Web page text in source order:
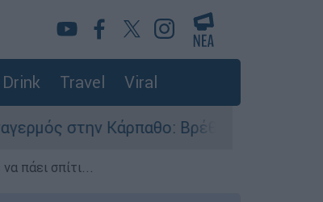
Travel Viral
Βρέθηκαν παλιά πυρομαχικά στο
πάει σπίτι...